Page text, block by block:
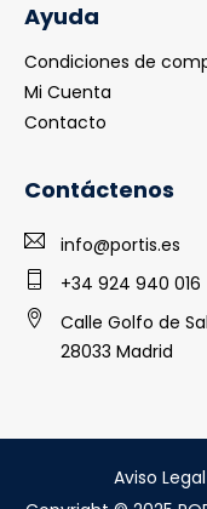
Ayuda
Condiciones de
Mi Cuenta
Contacto
Contáctenos
info@portis.es
+34 924 940 016
Calle Golfo de
28033 Madrid
Aviso Legal